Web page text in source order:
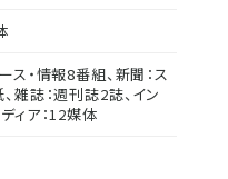
ス・情報8番組、新聞：ス
雑誌：週刊誌2誌、イン
ィア：12媒体